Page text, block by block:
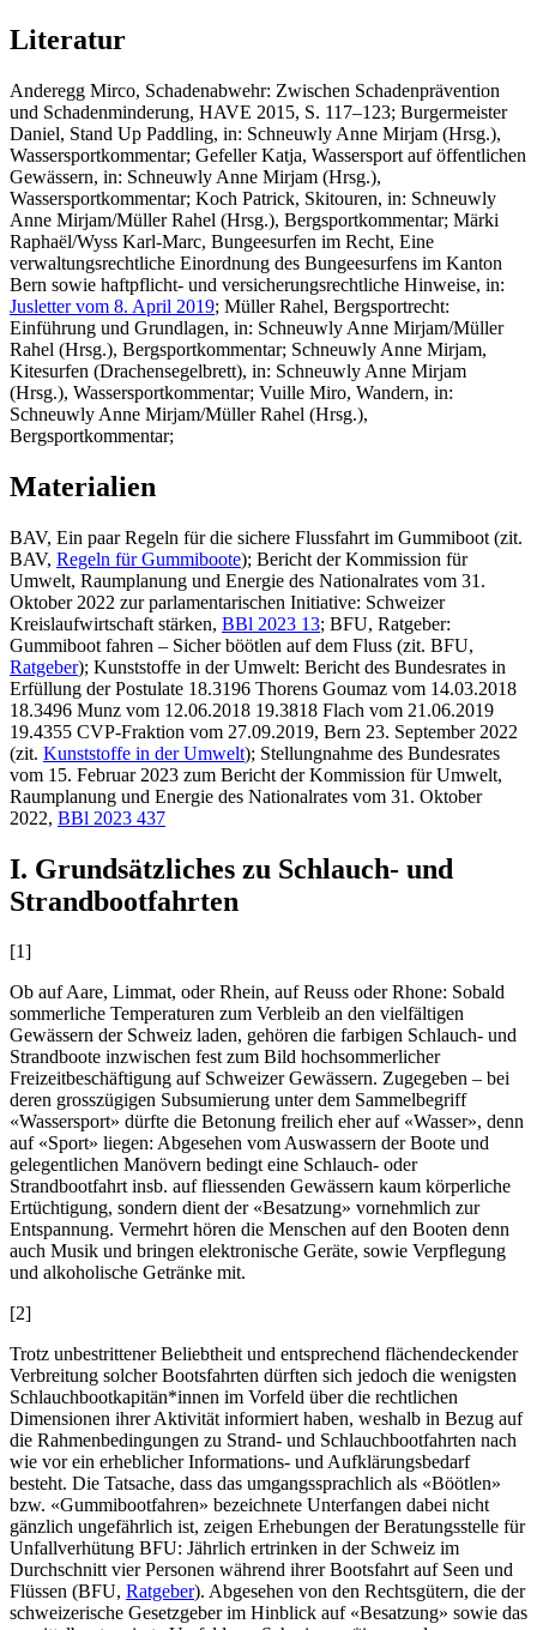
Literatur
Anderegg Mirco, Schadenabwehr: Zwischen Schadenprävention
und Schadenminderung, HAVE 2015, S. 117–123; Burgermeister
Daniel, Stand Up Paddling, in: Schneuwly Anne Mirjam (Hrsg.),
Wassersportkommentar; Gefeller Katja, Wassersport auf öffentlichen
Gewässern, in: Schneuwly Anne Mirjam (Hrsg.),
Wassersportkommentar; Koch Patrick, Skitouren, in: Schneuwly
Anne Mirjam/Müller Rahel (Hrsg.), Bergsportkommentar; Märki
Raphaël/Wyss Karl-Marc, Bungeesurfen im Recht, Eine
verwaltungsrechtliche Einordnung des Bungeesurfens im Kanton
Bern sowie haftpflicht- und versicherungsrechtliche Hinweise, in:
Jusletter vom 8. April 2019; Müller Rahel, Bergsportrecht:
Einführung und Grundlagen, in: Schneuwly Anne Mirjam/Müller
Rahel (Hrsg.), Bergsportkommentar; Schneuwly Anne Mirjam,
Kitesurfen (Drachensegelbrett), in: Schneuwly Anne Mirjam
(Hrsg.), Wassersportkommentar; Vuille Miro, Wandern, in:
Schneuwly Anne Mirjam/Müller Rahel (Hrsg.),
Bergsportkommentar;
Materialien
BAV, Ein paar Regeln für die sichere Flussfahrt im Gummiboot (zit.
BAV, Regeln für Gummiboote); Bericht der Kommission für
Umwelt, Raumplanung und Energie des Nationalrates vom 31.
Oktober 2022 zur parlamentarischen Initiative: Schweizer
Kreislaufwirtschaft stärken, BBl 2023 13; BFU, Ratgeber:
Gummiboot fahren – Sicher böötlen auf dem Fluss (zit. BFU,
Ratgeber); Kunststoffe in der Umwelt: Bericht des Bundesrates in
Erfüllung der Postulate 18.3196 Thorens Goumaz vom 14.03.2018
18.3496 Munz vom 12.06.2018 19.3818 Flach vom 21.06.2019
19.4355 CVP-Fraktion vom 27.09.2019, Bern 23. September 2022
(zit. Kunststoffe in der Umwelt); Stellungnahme des Bundesrates
vom 15. Februar 2023 zum Bericht der Kommission für Umwelt,
Raumplanung und Energie des Nationalrates vom 31. Oktober
2022, BBl 2023 437
I. Grundsätzliches zu Schlauch- und
Strandbootfahrten
[1]
Ob auf Aare, Limmat, oder Rhein, auf Reuss oder Rhone: Sobald
sommerliche Temperaturen zum Verbleib an den vielfältigen
Gewässern der Schweiz laden, gehören die farbigen Schlauch- und
Strandboote inzwischen fest zum Bild hochsommerlicher
Freizeitbeschäftigung auf Schweizer Gewässern. Zugegeben – bei
deren grosszügigen Subsumierung unter dem Sammelbegriff
«Wassersport» dürfte die Betonung freilich eher auf «Wasser», denn
auf «Sport» liegen: Abgesehen vom Auswassern der Boote und
gelegentlichen Manövern bedingt eine Schlauch- oder
Strandbootfahrt insb. auf fliessenden Gewässern kaum körperliche
Ertüchtigung, sondern dient der «Besatzung» vornehmlich zur
Entspannung. Vermehrt hören die Menschen auf den Booten denn
auch Musik und bringen elektronische Geräte, sowie Verpflegung
und alkoholische Getränke mit.
[2]
Trotz unbestrittener Beliebtheit und entsprechend flächendeckender
Verbreitung solcher Bootsfahrten dürften sich jedoch die wenigsten
Schlauchbootkapitän*innen im Vorfeld über die rechtlichen
Dimensionen ihrer Aktivität informiert haben, weshalb in Bezug auf
die Rahmenbedingungen zu Strand- und Schlauchbootfahrten nach
wie vor ein erheblicher Informations- und Aufklärungsbedarf
besteht. Die Tatsache, dass das umgangssprachlich als «Böötlen»
bzw. «Gummibootfahren» bezeichnete Unterfangen dabei nicht
gänzlich ungefährlich ist, zeigen Erhebungen der Beratungsstelle für
Unfallverhütung BFU: Jährlich ertrinken in der Schweiz im
Durchschnitt vier Personen während ihrer Bootsfahrt auf Seen und
Flüssen (BFU, Ratgeber). Abgesehen von den Rechtsgütern, die der
schweizerische Gesetzgeber im Hinblick auf «Besatzung» sowie das